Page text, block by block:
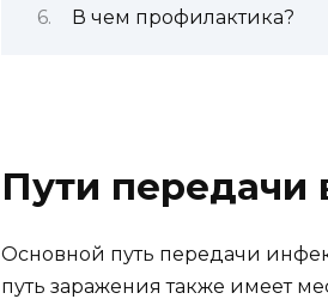
В чем профилактика?
Пути передачи
Основной путь передачи
путь заражения также имеет